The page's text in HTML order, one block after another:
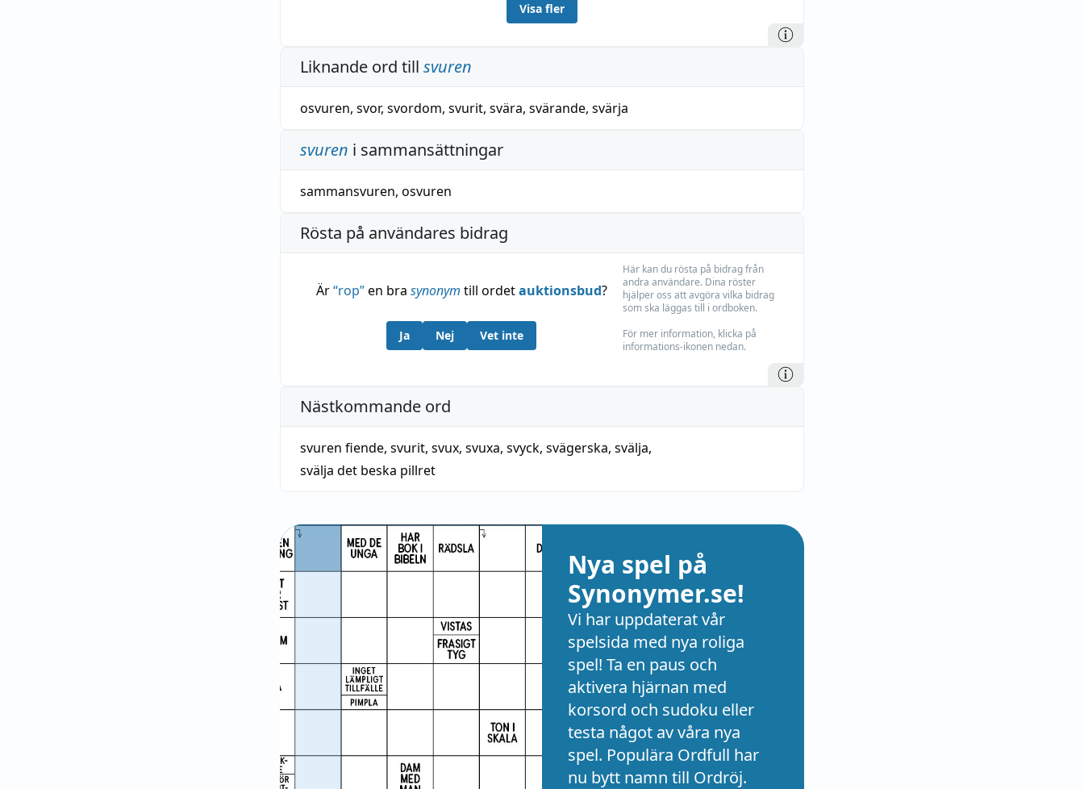
Visa fler
Liknande ord till svuren
osvuren, svor, svordom, svurit, svära, svärande, svärja
svuren i sammansättningar
sammansvuren, osvuren
Rösta på användares bidrag
Är“rop”en bra synonym till ordetauktionsbud?
Ja Nej Vet inte
Här kan du rösta på bidrag från
andra användare. Dina röster
hjälper oss att avgöra vilka bidrag
som ska läggas till i ordboken.
För mer information, klicka på
informations-ikonen nedan.
Nästkommande ord
svuren fiende, svurit, svux, svuxa, svyck, svägerska, svälja,
svälja det beska pillret
Nya spel på
Synonymer.se!
Vi har uppdaterat vår
spelsida med nya roliga
spel! Ta en paus och
aktivera hjärnan med
korsord och sudoku eller
testa något av våra nya
spel. Populära Ordfull har
nu bytt namn till Ordröj.